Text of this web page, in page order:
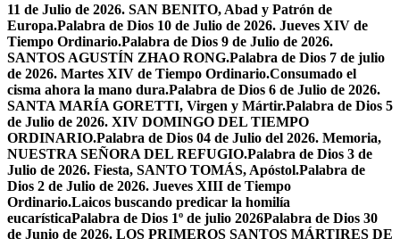
11 de Julio de 2026. SAN BENITO, Abad y Patrón de
Europa.Palabra de Dios 10 de Julio de 2026. Jueves XIV de
Tiempo Ordinario.Palabra de Dios 9 de Julio de 2026.
SANTOS AGUSTÍN ZHAO RONG.Palabra de Dios 7 de julio
de 2026. Martes XIV de Tiempo Ordinario.Consumado el
cisma ahora la mano dura.Palabra de Dios 6 de Julio de 2026.
SANTA MARÍA GORETTI, Virgen y Mártir.Palabra de Dios 5
de Julio de 2026. XIV DOMINGO DEL TIEMPO
ORDINARIO.Palabra de Dios 04 de Julio del 2026. Memoria,
NUESTRA SEÑORA DEL REFUGIO.Palabra de Dios 3 de
Julio de 2026. Fiesta, SANTO TOMÁS, Apóstol.Palabra de
Dios 2 de Julio de 2026. Jueves XIII de Tiempo
Ordinario.Laicos buscando predicar la homilía
eucarísticaPalabra de Dios 1º de julio 2026Palabra de Dios 30
de Junio de 2026. LOS PRIMEROS SANTOS MÁRTIRES DE